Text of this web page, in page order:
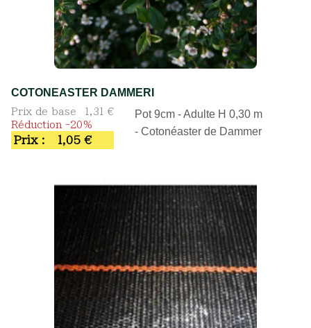
COTONEASTER DAMMERI
Prix de base
1,31 €
Réduction -20%
Prix : 1,05 €
Pot 9cm - Adulte H 0,30 m
- Cotonéaster de Dammer